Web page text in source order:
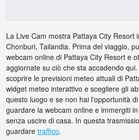
La Live Cam mostra Pattaya City Resort
Chonburi, Tailandia. Prima del viaggio,
webcam online di Pattaya City Resort e
aggiornate su ciò che sta accadendo
scoprire le previsioni meteo attuali di
widget meteo interattivo e scegliere gli
questo luogo e se non hai l'opportunità
guardare la webcam online e immergiti
senza uscire di casa. In questa
guardare traffico.